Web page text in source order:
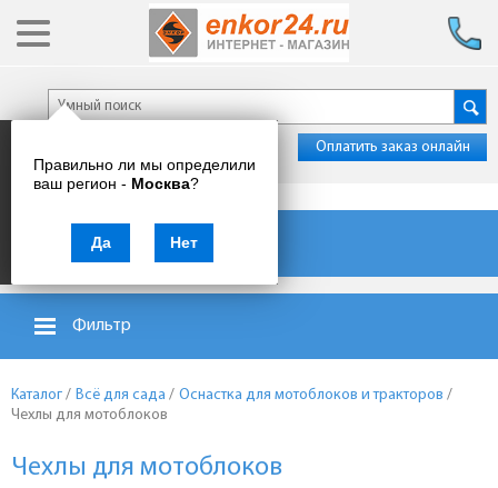
Правильно ли мы определили
ваш регион - Москва?
Да Нет
Оплатить заказ онлайн
Каталог товаров
Фильтр
Каталог / Всё для сада / Оснастка для мотоблоков и тракторов /
Чехлы для мотоблоков
Чехлы для мотоблоков